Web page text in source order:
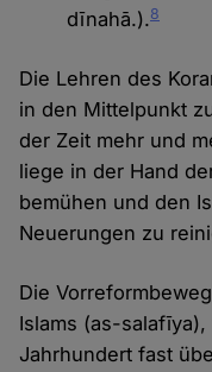
dīnahā.).8
Die Lehren des
in den Mittelpunkt
der Zeit mehr und
liege in der Hand
bemühen und den
Neuerungen zu
Die
Islams (as-
Jahrhundert fast